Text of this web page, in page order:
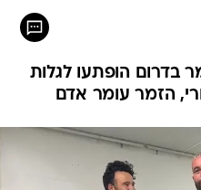
בדרום הופתעו לגלות
הזמר עומר אדם